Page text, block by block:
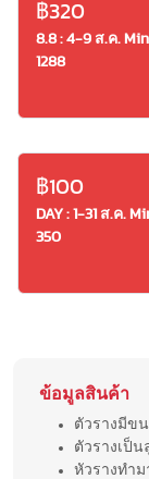
฿320
8.8 : 4-9 ส.ค. Min
1288
฿100
DAY : 1-31 ส.ค.
350
ข้อมูลสินค้า
ตัวรางมีข
ตัวรางเป็
หัวรางทำม